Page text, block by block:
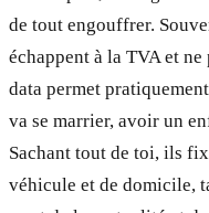
de tout engouffrer.
échappent à la TVA et
data permet
va se marrier, avoir un
Sachant tout de toi, ils
véhicule et de domicile,